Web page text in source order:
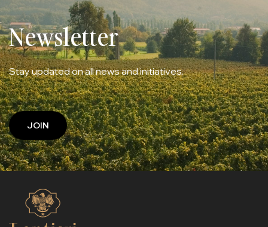
Newsletter
Stay updated on all news and initiatives.
JOIN